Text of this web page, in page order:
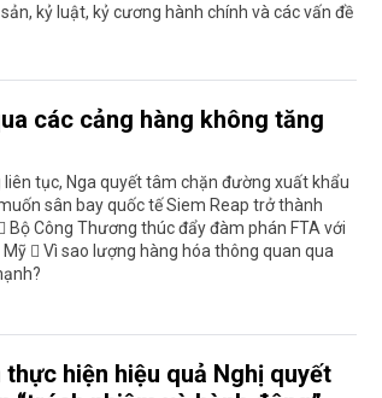
kỷ luật, kỷ cương hành chính và các vấn đề
các cảng hàng không tăng
liên tục, Nga quyết tâm chặn đường xuất khẩu
sân bay quốc tế Siem Reap trở thành
Bộ Công Thương thúc đẩy đàm phán FTA với
 Vì sao lượng hàng hóa thông quan qua
hiện hiệu quả Nghị quyết